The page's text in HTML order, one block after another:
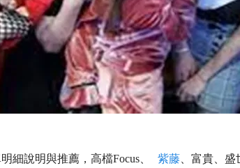
細說明與推薦，高檔Focus、 紫藤 、富貴、